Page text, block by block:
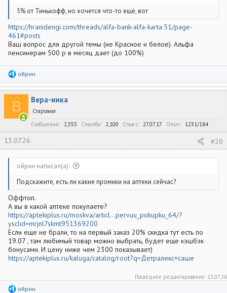
5% от Тинькофф, но хочется что-то ещё, вот
https://hranidengi.com/threads/alfa-bank-alfa-karta.51/page-
461#posts
Ваш вопрос для другой темы (не Красное и белое). Альфа
пенсинерам 500 р в месяц дает (до 100%)
Р
а
к
ц
и
и
ойрин
В Вера-ника
Старожил
Сообщения
2,553 Спасибо 2,100 Стаж c 27.07.17 Опыт 1231/184
13.07.26 #20
ойрин написал(а):
Подскажите, есть ли какие промики на аптеки сейчас?
Оффтоп.
А вы в какой аптеке покупаете?
https://aptekiplus.ru/moskva/articl...pervuu_pokupku_64/?
ysclid=mrjnl7skmt951369200
Если еще не брали, то на первый заказ 20% скидка тут есть по
19.07 , там любимый товар можно выбрать, будет еще кэшбэк
бонусами. И цену ниже чем 2300 показывает)
https://aptekiplus.ru/kaluga/catalog/root?q=Детралекс+саше
Последнее редактирование: 13.07.26
Р
ойрин